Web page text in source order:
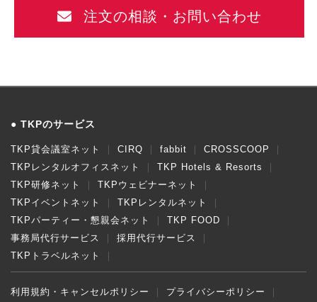
注文の相談・お問い合わせ
TKPのサービス
TKP貸会議室ネット CIRQ fabbit
CROSSCOOP
TKPレンタルオフィスネット
TKP Hotels & Resorts
TKP研修ネット
TKPウェビナーネット
TKPイベントネット
TKPレンタルネット
TKPパーティー・懇親会ネット
TKP FOOD
事務局代行サービス
採用代行サービス
TKPトラベルネット
利用規約・キャンセルポリシー プライバシーポリシー